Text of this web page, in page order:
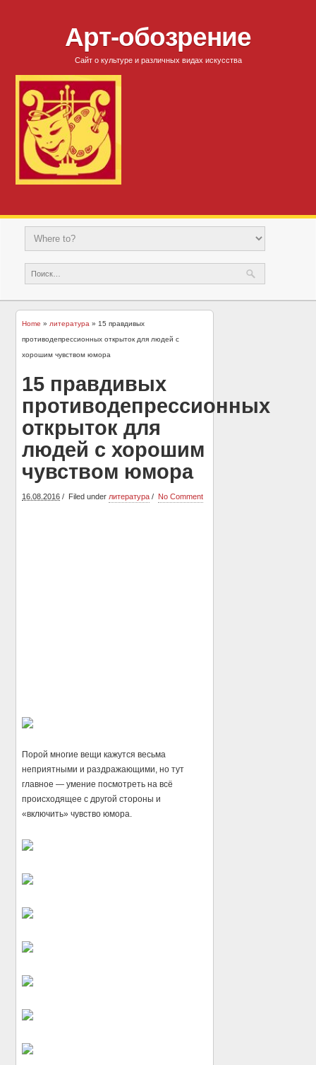
Арт-обозрение
Сайт о культуре и различных видах искусства
Home »литература » 15 правдивых
противодепрессионных открыток для людей с
хорошим чувством юмора
15 правдивых
противодепрессионных
открыток для
людей с хорошим
чувством юмора
16.08.2016 Filed under литература No Comment
Порой многие вещи кажутся весьма
неприятными и раздражающими, но тут
главное — умение посмотреть на всё
происходящее с другой стороны и
«включить» чувство юмора.